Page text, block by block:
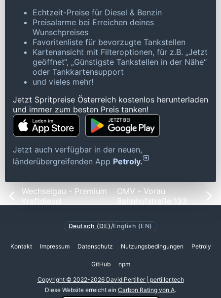
Echtzeit-Preise für Diesel & Benzin
Preisalarme bei Erreichen deines
Wunschpreises
Favoritenliste für bevorzugte Tankstellen
Kartenansicht mit Filteroptionen, für z.B. „Jetzt
geöffnet“, „Günstigste Tankstellen in der Nähe“
oder Tankkartensupport
und vieles mehr!
Jetzt Spritpreise Österreich kostenlos herunterladen
und immer zum besten Preis tanken!
Jetzt auch verfügbar in der neuen,
länderübergreifenden App Petroly.
Wechselgau - Premium
Kraftdiesel
OMV - Vorau
Bahnhofstraße 133
Deutsch (DE)/English (EN)
Kontakt Impressum Datenschutz Nutzungsbedingungen Petroly
GitHub npm
Copyright © 2022-2026 David Pertiller | pertiller.tech
Diese Website erreicht ein Carbon Rating von A.